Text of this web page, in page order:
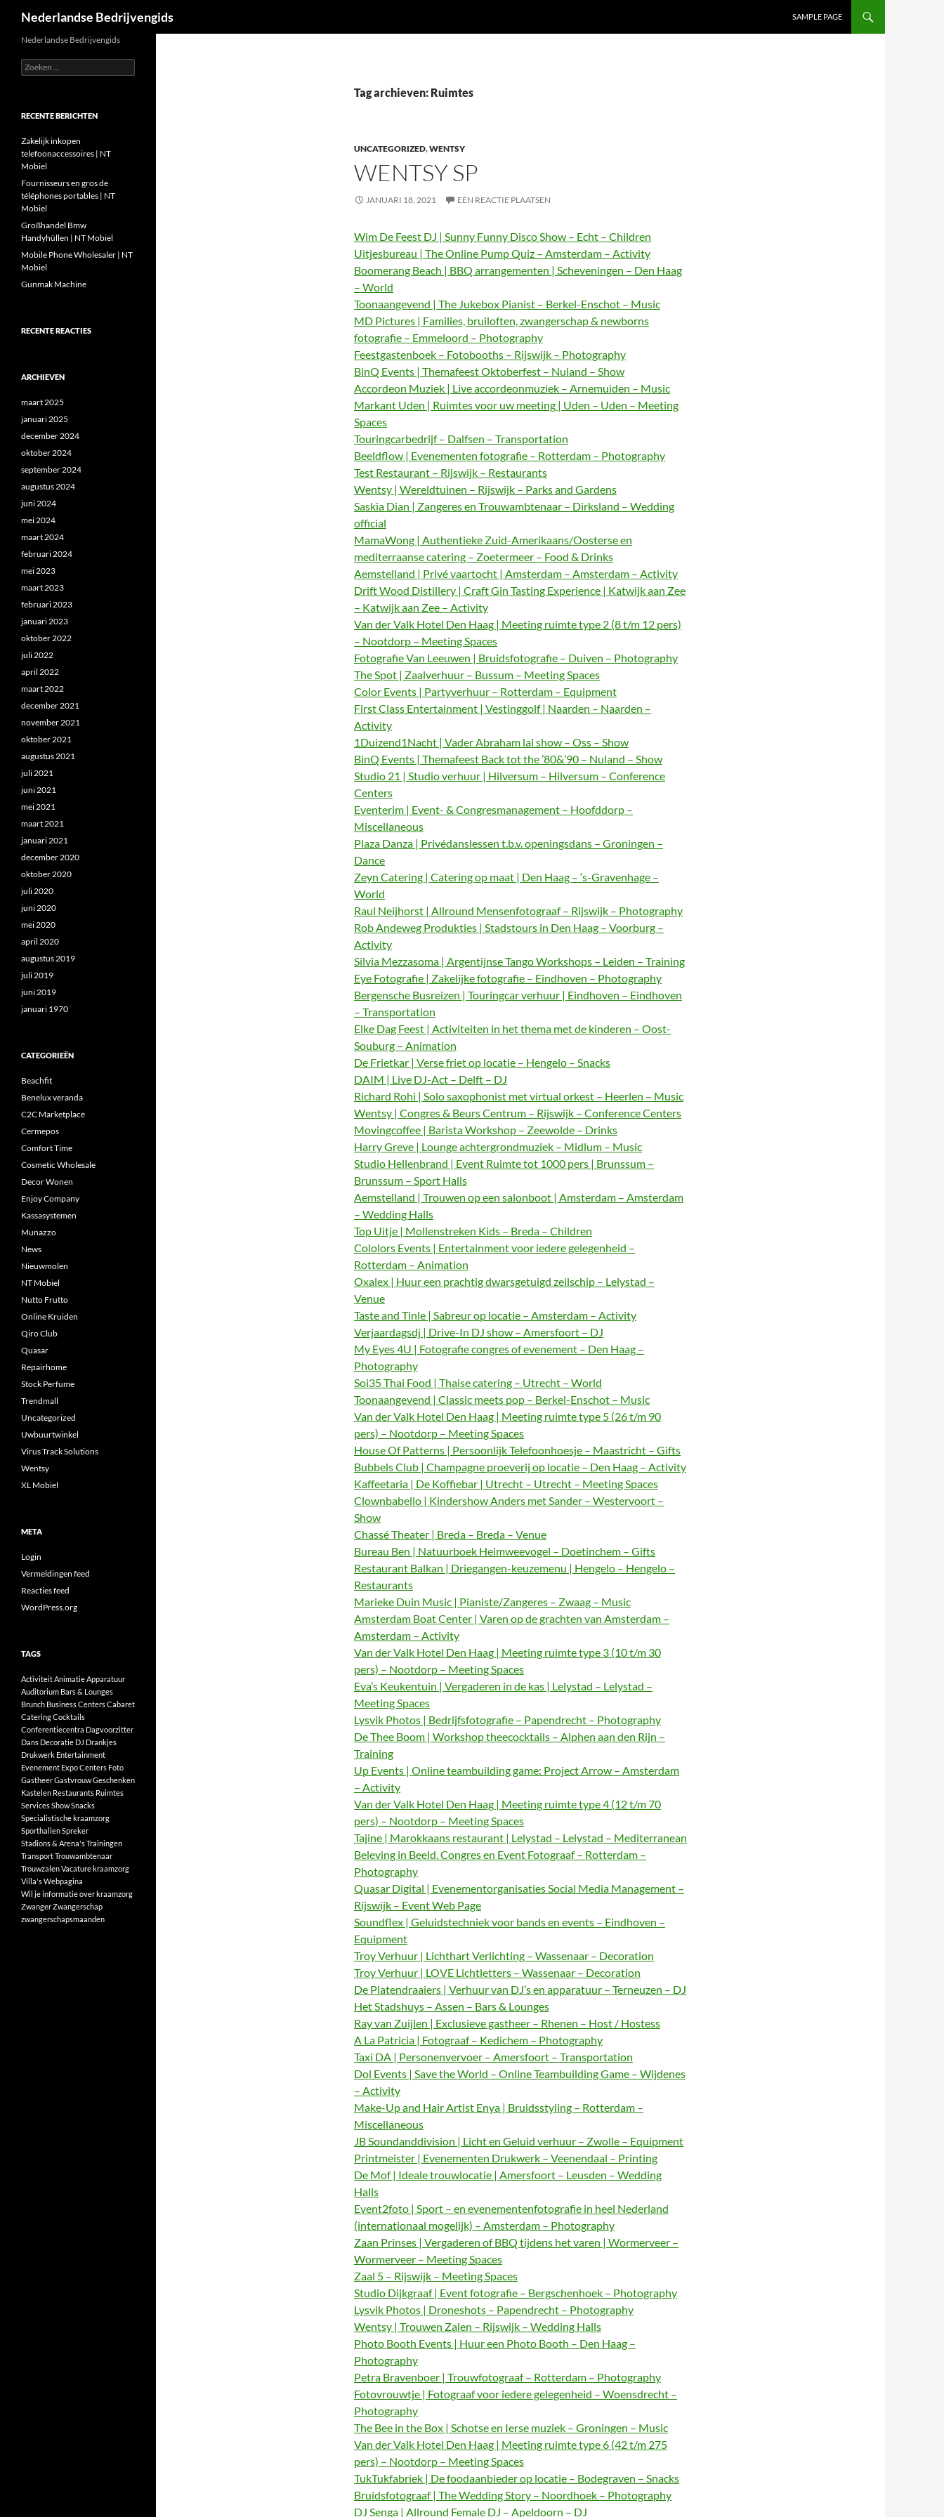
Nederlandse Bedrijvengids SAMPLE PAGE
Tag archieven: Ruimtes
UNCATEGORIZED,WENTSY
WENTSY SP
JANUARI 18, 2021 EEN REACTIE PLAATSEN
Wim De Feest DJ | Sunny Funny Disco Show – Echt – Children
Uitjesbureau | The Online Pump Quiz – Amsterdam – Activity
Boomerang Beach | BBQ arrangementen | Scheveningen – Den Haag
– World
Toonaangevend | The Jukebox Pianist – Berkel-Enschot – Music
MD Pictures | Families, bruiloften, zwangerschap & newborns
fotografie – Emmeloord – Photography
Feestgastenboek – Fotobooths – Rijswijk – Photography
BinQ Events | Themafeest Oktoberfest – Nuland – Show
Accordeon Muziek | Live accordeonmuziek – Arnemuiden – Music
Markant Uden | Ruimtes voor uw meeting | Uden – Uden – Meeting
Spaces
Touringcarbedrijf – Dalfsen – Transportation
Beeldflow | Evenementen fotografie – Rotterdam – Photography
Test Restaurant – Rijswijk – Restaurants
Wentsy | Wereldtuinen – Rijswijk – Parks and Gardens
Saskia Dian | Zangeres en Trouwambtenaar – Dirksland – Wedding
official
MamaWong | Authentieke Zuid-Amerikaans/Oosterse en
mediterraanse catering – Zoetermeer – Food & Drinks
Aemstelland | Privé vaartocht | Amsterdam – Amsterdam – Activity
Drift Wood Distillery | Craft Gin Tasting Experience | Katwijk aan Zee
– Katwijk aan Zee – Activity
Van der Valk Hotel Den Haag | Meeting ruimte type 2 (8 t/m 12 pers)
– Nootdorp – Meeting Spaces
Fotografie Van Leeuwen | Bruidsfotografie – Duiven – Photography
The Spot | Zaalverhuur – Bussum – Meeting Spaces
Color Events | Partyverhuur – Rotterdam – Equipment
First Class Entertainment | Vestinggolf | Naarden – Naarden –
Activity
1Duizend1Nacht | Vader Abraham lal show – Oss – Show
BinQ Events | Themafeest Back tot the ’80&’90 – Nuland – Show
Studio 21 | Studio verhuur | Hilversum – Hilversum – Conference
Centers
Eventerim | Event- & Congresmanagement – Hoofddorp –
Miscellaneous
Plaza Danza | Privédanslessen t.b.v. openingsdans – Groningen –
Dance
Zeyn Catering | Catering op maat | Den Haag – ‘s-Gravenhage –
World
Raul Neijhorst | Allround Mensenfotograaf – Rijswijk – Photography
Rob Andeweg Produkties | Stadstours in Den Haag – Voorburg –
Activity
Silvia Mezzasoma | Argentijnse Tango Workshops – Leiden – Training
Eye Fotografie | Zakelijke fotografie – Eindhoven – Photography
Bergensche Busreizen | Touringcar verhuur | Eindhoven – Eindhoven
– Transportation
Elke Dag Feest | Activiteiten in het thema met de kinderen – Oost-
Souburg – Animation
De Frietkar | Verse friet op locatie – Hengelo – Snacks
DAIM | Live DJ-Act – Delft – DJ
Richard Rohi | Solo saxophonist met virtual orkest – Heerlen – Music
Wentsy | Congres & Beurs Centrum – Rijswijk – Conference Centers
Movingcoffee | Barista Workshop – Zeewolde – Drinks
Harry Greve | Lounge achtergrondmuziek – Midlum – Music
Studio Hellenbrand | Event Ruimte tot 1000 pers | Brunssum –
Brunssum – Sport Halls
Aemstelland | Trouwen op een salonboot | Amsterdam – Amsterdam
– Wedding Halls
Top Uitje | Mollenstreken Kids – Breda – Children
Cololors Events | Entertainment voor iedere gelegenheid –
Rotterdam – Animation
Oxalex | Huur een prachtig dwarsgetuigd zeilschip – Lelystad –
Venue
Taste and Tinle | Sabreur op locatie – Amsterdam – Activity
Verjaardagsdj | Drive-In DJ show – Amersfoort – DJ
My Eyes 4U | Fotografie congres of evenement – Den Haag –
Photography
Soi35 Thai Food | Thaise catering – Utrecht – World
Toonaangevend | Classic meets pop – Berkel-Enschot – Music
Van der Valk Hotel Den Haag | Meeting ruimte type 5 (26 t/m 90
pers) – Nootdorp – Meeting Spaces
House Of Patterns | Persoonlijk Telefoonhoesje – Maastricht – Gifts
Bubbels Club | Champagne proeverij op locatie – Den Haag – Activity
Kaffeetaria | De Koffiebar | Utrecht – Utrecht – Meeting Spaces
Clownbabello | Kindershow Anders met Sander – Westervoort –
Show
Chassé Theater | Breda – Breda – Venue
Bureau Ben | Natuurboek Heimweevogel – Doetinchem – Gifts
Restaurant Balkan | Driegangen-keuzemenu | Hengelo – Hengelo –
Restaurants
Marieke Duin Music | Pianiste/Zangeres – Zwaag – Music
Amsterdam Boat Center | Varen op de grachten van Amsterdam –
Amsterdam – Activity
Van der Valk Hotel Den Haag | Meeting ruimte type 3 (10 t/m 30
pers) – Nootdorp – Meeting Spaces
Eva’s Keukentuin | Vergaderen in de kas | Lelystad – Lelystad –
Meeting Spaces
Lysvik Photos | Bedrijfsfotografie – Papendrecht – Photography
De Thee Boom | Workshop theecocktails – Alphen aan den Rijn –
Training
Up Events | Online teambuilding game: Project Arrow – Amsterdam
– Activity
Van der Valk Hotel Den Haag | Meeting ruimte type 4 (12 t/m 70
pers) – Nootdorp – Meeting Spaces
Tajine | Marokkaans restaurant | Lelystad – Lelystad – Mediterranean
Beleving in Beeld. Congres en Event Fotograaf – Rotterdam –
Photography
Quasar Digital | Evenementorganisaties Social Media Management –
Rijswijk – Event Web Page
Soundflex | Geluidstechniek voor bands en events – Eindhoven –
Equipment
Troy Verhuur | Lichthart Verlichting – Wassenaar – Decoration
Troy Verhuur | LOVE Lichtletters – Wassenaar – Decoration
De Platendraaiers | Verhuur van DJ’s en apparatuur – Terneuzen – DJ
Het Stadshuys – Assen – Bars & Lounges
Ray van Zuijlen | Exclusieve gastheer – Rhenen – Host / Hostess
A La Patricia | Fotograaf – Kedichem – Photography
Taxi DA | Personenvervoer – Amersfoort – Transportation
Dol Events | Save the World – Online Teambuilding Game – Wijdenes
– Activity
Make-Up and Hair Artist Enya | Bruidsstyling – Rotterdam –
Miscellaneous
JB Soundanddivision | Licht en Geluid verhuur – Zwolle – Equipment
Printmeister | Evenementen Drukwerk – Veenendaal – Printing
De Mof | Ideale trouwlocatie | Amersfoort – Leusden – Wedding
Halls
Event2foto | Sport – en evenementenfotografie in heel Nederland
(internationaal mogelijk) – Amsterdam – Photography
Zaan Prinses | Vergaderen of BBQ tijdens het varen | Wormerveer –
Wormerveer – Meeting Spaces
Zaal 5 – Rijswijk – Meeting Spaces
Studio Dijkgraaf | Event fotografie – Bergschenhoek – Photography
Lysvik Photos | Droneshots – Papendrecht – Photography
Wentsy | Trouwen Zalen – Rijswijk – Wedding Halls
Photo Booth Events | Huur een Photo Booth – Den Haag –
Photography
Petra Bravenboer | Trouwfotograaf – Rotterdam – Photography
Fotovrouwtje | Fotograaf voor iedere gelegenheid – Woensdrecht –
Photography
The Bee in the Box | Schotse en Ierse muziek – Groningen – Music
Van der Valk Hotel Den Haag | Meeting ruimte type 6 (42 t/m 275
pers) – Nootdorp – Meeting Spaces
TukTukfabriek | De foodaanbieder op locatie – Bodegraven – Snacks
Bruidsfotograaf | The Wedding Story – Noordhoek – Photography
DJ Senga | Allround Female DJ – Apeldoorn – DJ
Nederlandse Bedrijvengids
Zoeken
naar:
RECENTE BERICHTEN
Zakelijk inkopen
telefoonaccessoires | NT
Mobiel
Fournisseurs en gros de
téléphones portables | NT
Mobiel
Großhandel Bmw
Handyhüllen | NT Mobiel
Mobile Phone Wholesaler | NT
Mobiel
Gunmak Machine
RECENTE REACTIES
ARCHIEVEN
maart 2025
januari 2025
december 2024
oktober 2024
september 2024
augustus 2024
juni 2024
mei 2024
maart 2024
februari 2024
mei 2023
maart 2023
februari 2023
januari 2023
oktober 2022
juli 2022
april 2022
maart 2022
december 2021
november 2021
oktober 2021
augustus 2021
juli 2021
juni 2021
mei 2021
maart 2021
januari 2021
december 2020
oktober 2020
juli 2020
juni 2020
mei 2020
april 2020
augustus 2019
juli 2019
juni 2019
januari 1970
CATEGORIEËN
Beachfit
Benelux veranda
C2C Marketplace
Cermepos
Comfort Time
Cosmetic Wholesale
Decor Wonen
Enjoy Company
Kassasystemen
Munazzo
News
Nieuwmolen
NT Mobiel
Nutto Frutto
Online Kruiden
Qiro Club
Quasar
Repairhome
Stock Perfume
Trendmall
Uncategorized
Uwbuurtwinkel
Virus Track Solutions
Wentsy
XL Mobiel
META
Login
Vermeldingen feed
Reacties feed
WordPress.org
TAGS
ActiviteitAnimatieApparatuur
Auditorium Bars & Lounges
Brunch Business CentersCabaret
CateringCocktails
Conferentiecentra Dagvoorzitter
Dans Decoratie DJ Drankjes
Drukwerk Entertainment
Evenement Expo Centers Foto
GastheerGastvrouwGeschenken
Kastelen Restaurants Ruimtes
ServicesShowSnacks
Specialistische kraamzorg
SporthallenSpreker
Stadions & Arena'sTrainingen
TransportTrouwambtenaar
TrouwzalenVacature kraamzorg
Villa'sWebpagina
Wil je informatie over kraamzorg
ZwangerZwangerschap
zwangerschapsmaanden